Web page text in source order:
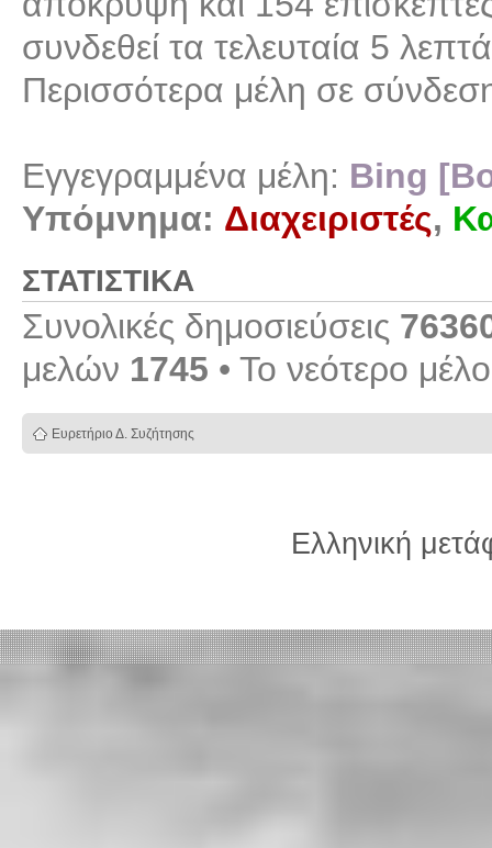
συνδεθεί τα τελευταία 5
Περισσότερα μέλη σε
Εγγεγραμμένα μέλη: Bing
Υπόμνημα: Διαχειριστές,
ΣΤΑΤΙΣΤΙΚΆ
Συνολικές δημοσιεύσεις
μελών 1745 • Το νεότερο
Ευρετήριο Δ. Συζήτησης
Ελληνική